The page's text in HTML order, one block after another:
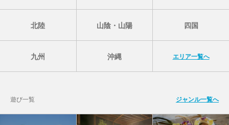
北陸 山陰・山陽 四国
九州 沖縄 エリア一覧へ
遊び一覧 ジャンル一覧へ